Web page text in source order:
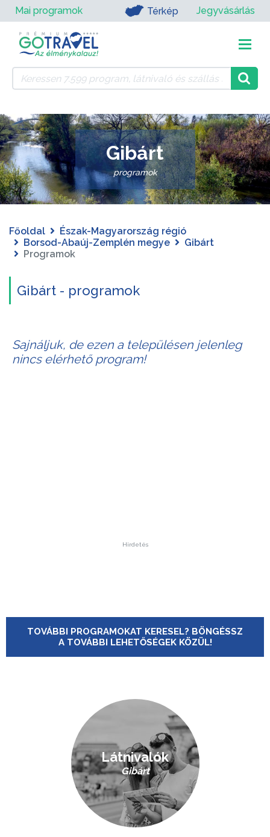
Mai programok Térkép Jegyvásárlás
Gibárt
programok
Főoldal
Észak-Magyarország régió
Borsod-Abaúj-Zemplén megye
Gibárt
Programok
Gibárt - programok
Sajnáljuk, de ezen a településen jelenleg
nincs elérhető program!
Hirdetés
TOVÁBBI PROGRAMOKAT KERESEL? BÖNGÉSSZ
A TOVÁBBI LEHETŐSÉGEK KÖZÜL!
Látnivalók
Gibárt